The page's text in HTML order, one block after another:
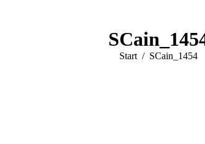
Sie befinden sich hier:
Start SCain_1454